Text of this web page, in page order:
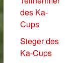
des Ka-
Cups
Sieger des
Ka-Cups